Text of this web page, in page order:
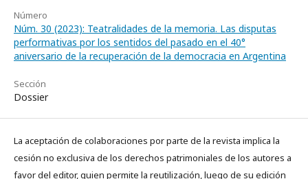
Número
Núm. 30 (2023): Teatralidades de la memoria. Las disputas
performativas por los sentidos del pasado en el 40°
aniversario de la recuperación de la democracia en Argentina
Sección
Dossier
La aceptación de colaboraciones por parte de la revista implica la
cesión no exclusiva de los derechos patrimoniales de los autores a
favor del editor, quien permite la reutilización, luego de su edición